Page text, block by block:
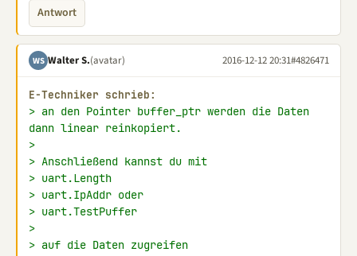
Antwort
WS Walter S.(avatar) 2016-12-12 20:31#4826471
E-Techniker schrieb:
> an den Pointer buffer_ptr werden die Daten
dann linear reinkopiert.
>
> Anschließend kannst du mit
> uart.Length
> uart.IpAddr oder
> uart.TestPuffer
>
> auf die Daten zugreifen